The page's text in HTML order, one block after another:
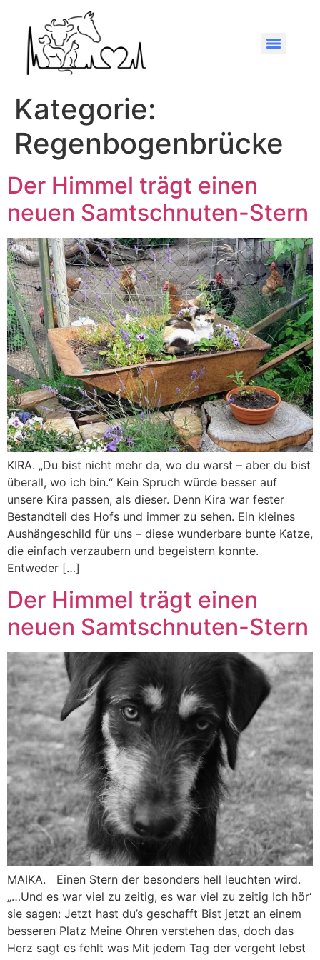
Kategorie:
Regenbogenbrücke
Der Himmel trägt einen
neuen Samtschnuten-Stern
KIRA. „Du bist nicht mehr da, wo du warst – aber du bist
überall, wo ich bin.“ Kein Spruch würde besser auf
unsere Kira passen, als dieser. Denn Kira war fester
Bestandteil des Hofs und immer zu sehen. Ein kleines
Aushängeschild für uns – diese wunderbare bunte Katze,
die einfach verzaubern und begeistern konnte.
Entweder […]
Der Himmel trägt einen
neuen Samtschnuten-Stern
MAIKA. Einen Stern der besonders hell leuchten wird.
„…Und es war viel zu zeitig, es war viel zu zeitig Ich hör‘
sie sagen: Jetzt hast du’s geschafft Bist jetzt an einem
besseren Platz Meine Ohren verstehen das, doch das
Herz sagt es fehlt was Mit jedem Tag der vergeht lebst